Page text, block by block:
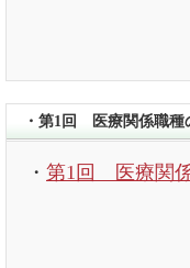
・第1回 医療関係職種
・ 第1回 医療関